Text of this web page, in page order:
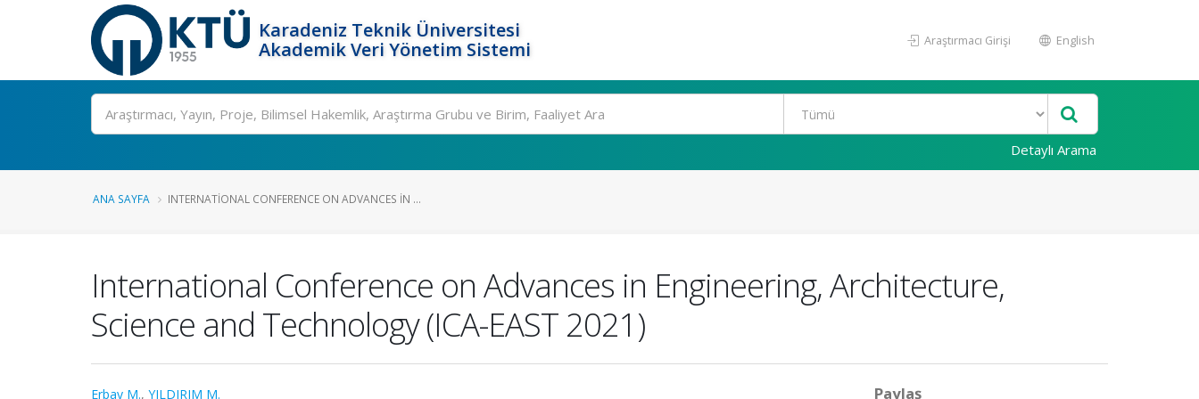
Karadeniz Teknik Üniversitesi
Akademik Veri Yönetim Sistemi
Araştırmacı Girişi English
Ara
Detaylı Arama
ANA SAYFA INTERNATIONAL CONFERENCE ON ADVANCES IN ...
International Conference on Advances in Engineering, Architecture,
Science and Technology (ICA-EAST 2021)
Erbay M., YILDIRIM M. Paylaş